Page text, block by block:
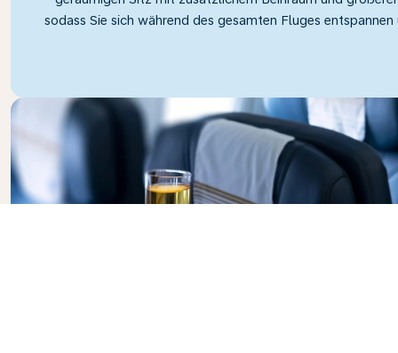
sodass Sie sich während des gesamten Fluges